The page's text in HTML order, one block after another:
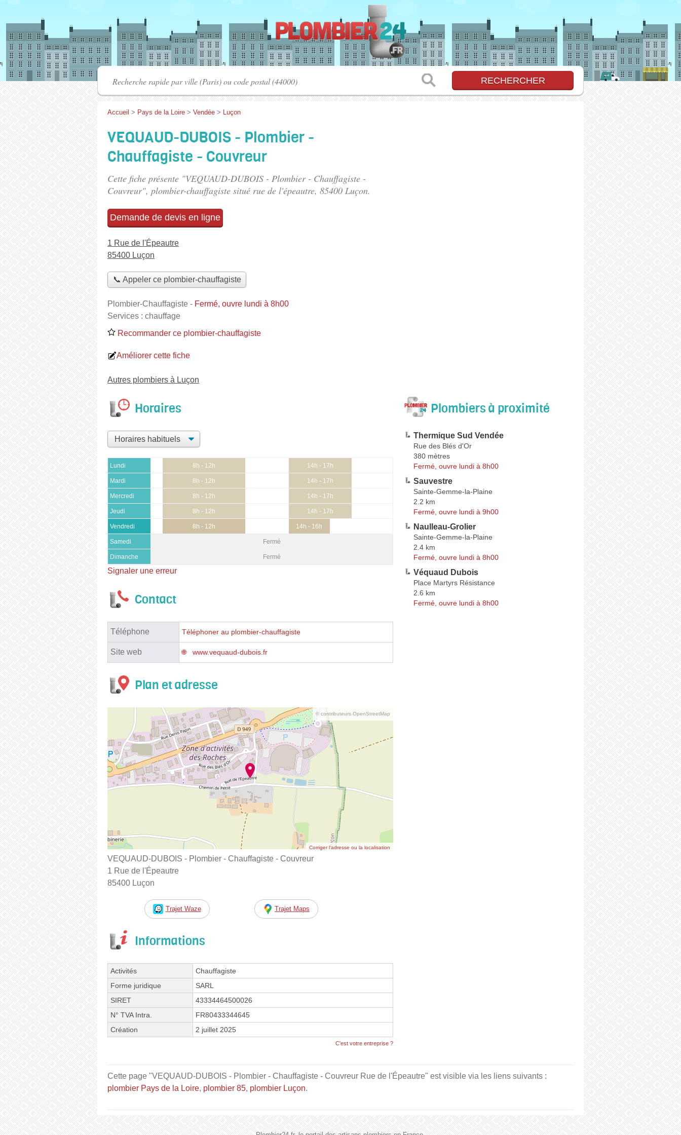
Accueil > Pays de la Loire > Vendée > Luçon
VEQUAUD-DUBOIS - Plombier -
Chauffagiste - Couvreur
Cette fiche présente "VEQUAUD-DUBOIS - Plombier - Chauffagiste -
Couvreur", plombier-chauffagiste situé rue de l'épeautre, 85400 Luçon.
Demande de devis en ligne
1 Rue de l'Épeautre
85400 Luçon
📞 Appeler ce plombier-chauffagiste
Plombier-Chauffagiste - Fermé, ouvre lundi à 8h00
Services : chauffage
Recommander ce plombier-chauffagiste
Améliorer cette fiche
Autres plombiers à Luçon
Horaires
Lundi 8h - 12h 14h - 17h
Mardi 8h - 12h 14h - 17h
Mercredi 8h - 12h 14h - 17h
Jeudi 8h - 12h 14h - 17h
Vendredi 8h - 12h 14h - 16h
Samedi Fermé
Dimanche Fermé
Signaler une erreur
Contact
Téléphone Téléphoner au plombier-chauffagiste
Site web www.vequaud-dubois.fr
Plan et adresse
© contributeurs OpenStreetMap
Corriger l’adresse ou la localisation
VEQUAUD-DUBOIS - Plombier - Chauffagiste - Couvreur
1 Rue de l'Épeautre
85400 Luçon
Trajet Waze Trajet Maps
Informations
Activités
Chauffagiste
Forme juridique
SARL
SIRET
43334464500026
N° TVA Intra.
FR80433344645
Création
2 juillet 2025
C'est votre entreprise ?
Plombiers à proximité
Thermique Sud Vendée
Rue des Blés d'Or
380 mètres
Fermé, ouvre lundi à 8h00
Sauvestre
Sainte-Gemme-la-Plaine
2.2 km
Fermé, ouvre lundi à 9h00
Naulleau-Grolier
Sainte-Gemme-la-Plaine
2.4 km
Fermé, ouvre lundi à 8h00
Véquaud Dubois
Place Martyrs Résistance
2.6 km
Fermé, ouvre lundi à 8h00
Cette page "VEQUAUD-DUBOIS - Plombier - Chauffagiste - Couvreur Rue de l'Épeautre" est visible via les liens suivants :
plombier Pays de la Loire, plombier 85, plombier Luçon.